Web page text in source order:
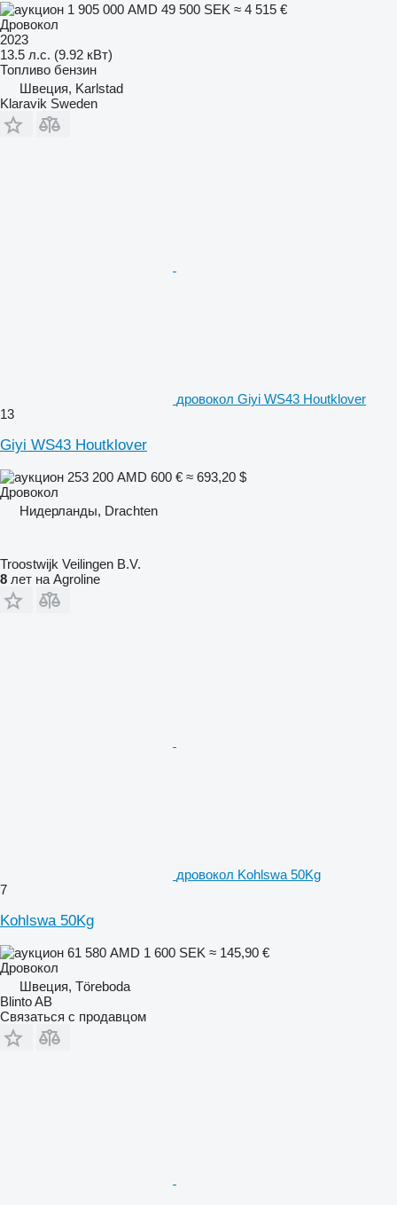
1 905 000 AMD 49 500 SEK ≈ 4 515 €
Дровокол
2023
13.5 л.с. (9.92 кВт)
Топливо бензин
Швеция, Karlstad
Klaravik Sweden
дровокол Giyi WS43 Houtklover
13
Giyi WS43 Houtklover
253 200 AMD 600 € ≈ 693,20 $
Дровокол
Нидерланды, Drachten
Troostwijk Veilingen B.V.
8 лет на Agroline
дровокол Kohlswa 50Kg
7
Kohlswa 50Kg
61 580 AMD 1 600 SEK ≈ 145,90 €
Дровокол
Швеция, Töreboda
Blinto AB
Связаться с продавцом